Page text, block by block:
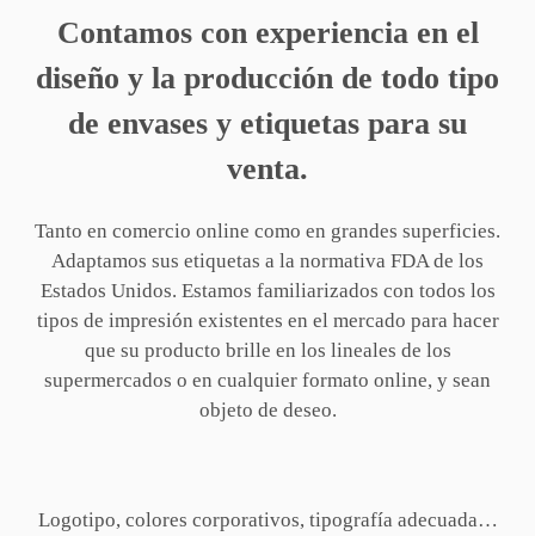
Contamos con experiencia en el
diseño y la producción de todo tipo
de envases y etiquetas para su
venta.
Tanto en comercio online como en grandes superficies.
Adaptamos sus etiquetas a la normativa FDA de los
Estados Unidos. Estamos familiarizados con todos los
tipos de impresión existentes en el mercado para hacer
que su producto brille en los lineales de los
supermercados o en cualquier formato online, y sean
objeto de deseo.
Logotipo, colores corporativos, tipografía adecuada…